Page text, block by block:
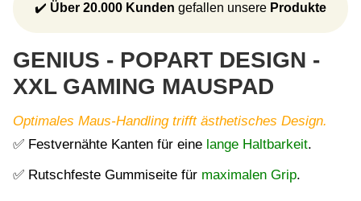
✔️ Über 20.000 Kunden gefallen unsere Produkte
GENIUS - POPART DESIGN -
XXL GAMING MAUSPAD
Optimales Maus-Handling trifft ästhetisches Design.
✅ Festvernähte Kanten für eine lange Haltbarkeit.
✅ Rutschfeste Gummiseite für maximalen Grip.